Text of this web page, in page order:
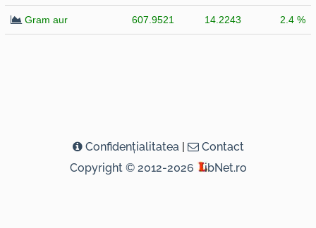
Gram aur 607.9521 14.2243 2.4 %
Confidenţialitatea |
Contact
Copyright © 2012-2026
ibNet.ro